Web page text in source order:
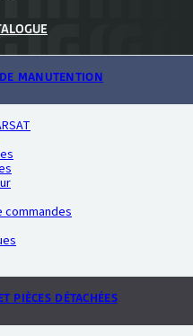
MANUTENTION
commandes
PIÈCES DÉTACHÉES